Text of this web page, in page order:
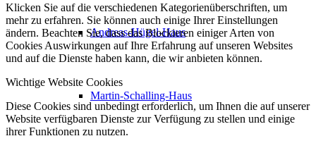
Andreas-Hügel-Haus
Martin-Schalling-Haus
Klicken Sie auf die verschiedenen Kategorienüberschriften, um
mehr zu erfahren. Sie können auch einige Ihrer Einstellungen
ändern. Beachten Sie, dass das Blockieren einiger Arten von
Cookies Auswirkungen auf Ihre Erfahrung auf unseren Websites
und auf die Dienste haben kann, die wir anbieten können.
Wichtige Website Cookies
Diese Cookies sind unbedingt erforderlich, um Ihnen die auf unserer
Website verfügbaren Dienste zur Verfügung zu stellen und einige
ihrer Funktionen zu nutzen.